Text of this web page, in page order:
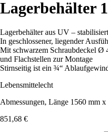
Lagerbehälter
Lagerbehälter aus UV –
In geschlossener, liegender
Mit schwarzem Schraubdeckel Ø
und Flachstellen zur Montage
Stirnseitig ist ein ¾“
Lebensmittelecht
Abmessungen, Länge 1560 mm
851,68 €